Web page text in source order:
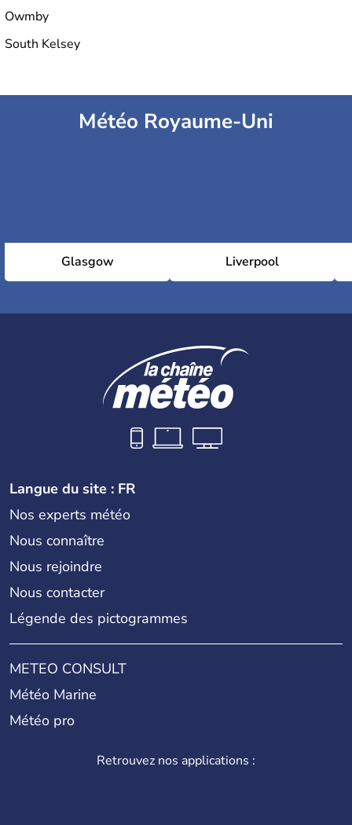
Owmby
South Kelsey
Météo Royaume-Uni
Glasgow Liverpool
Langue du site : FR
Nos experts météo
Nous connaître
Nous rejoindre
Nous contacter
Légende des pictogrammes
METEO CONSULT
Météo Marine
Météo pro
Retrouvez nos applications :